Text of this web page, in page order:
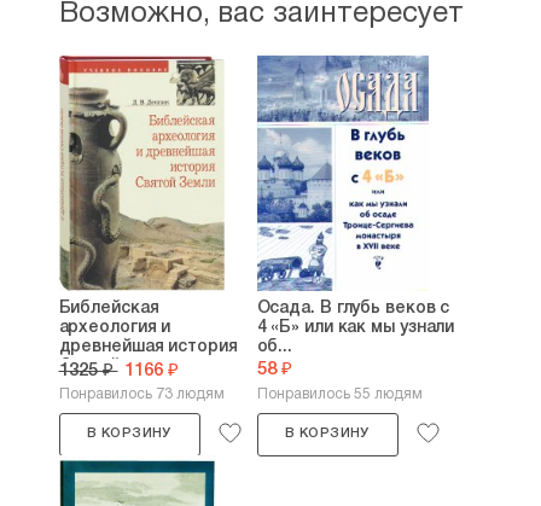
Возможно, вас заинтересует
Библейская
археология и
древнейшая история
Святой...
1325 ₽ 1166 ₽
Понравилось 73 людям
В КОРЗИНУ
Осада. В глубь веков с
4 «Б» или как мы узнали
об...
58 ₽
Понравилось 55 людям
В КОРЗИНУ